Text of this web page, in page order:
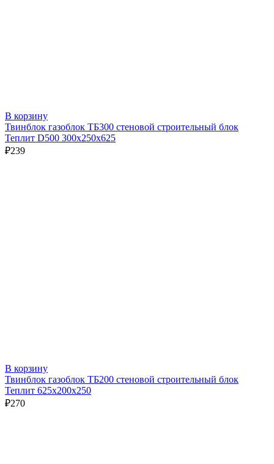
В корзину
Твинблок газоблок ТБ300 стеновой строительный блок
Теплит D500 300х250х625
₽239
В корзину
Твинблок газоблок ТБ200 стеновой строительный блок
Теплит 625х200х250
₽270